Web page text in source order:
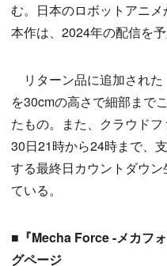
む。日本のロボットアニ
本作は、2024年の配信を予
リターン品に追加された
を30cmの高さで細部まで
たもの。また、クラウド
30日21時から24時まで、
する最終日カウントダウ
ている。
■『Mecha Force -メカフ
グページ